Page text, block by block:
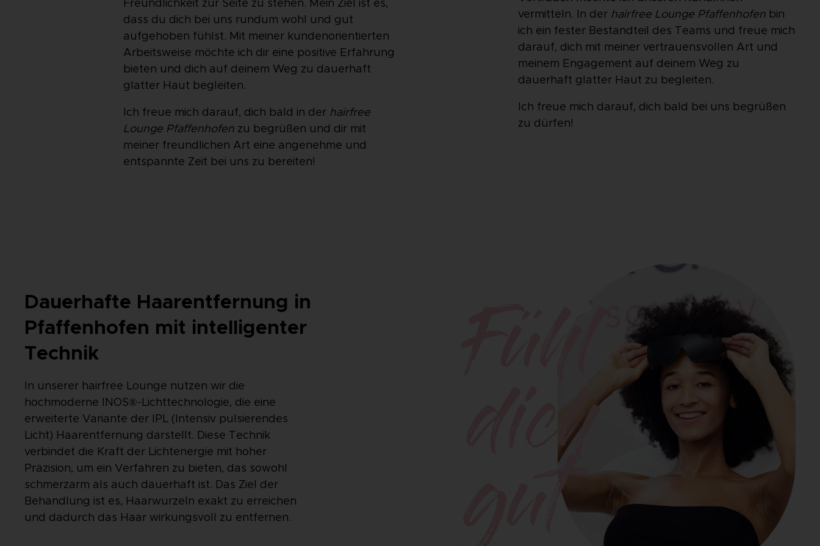
Freundlichkeit zur Seite zu stehen. Mein Ziel ist es,
dass du dich bei uns rundum wohl und gut
aufgehoben fühlst. Mit meiner kundenorientierten
Arbeitsweise möchte ich dir eine positive Erfahrung
bieten und dich auf deinem Weg zu dauerhaft
glatter Haut begleiten.
Ich freue mich darauf, dich bald in der hairfree
Lounge Pfaffenhofenzu begrüßen und dir mit
meiner freundlichen Art eine angenehme und
entspannte Zeit bei uns zu bereiten!
vermitteln. In der hairfree Lounge Pfaffenhofenbin
ich ein fester Bestandteil des Teams und freue mich
darauf, dich mit meiner vertrauensvollen Art und
meinem Engagement auf deinem Weg zu
dauerhaft glatter Haut zu begleiten.
Ich freue mich darauf, dich bald bei uns begrüßen
zu dürfen!
dich
gut
Dauerhafte Haarentfernung in
Pfaffenhofen mit intelligenter
Technik
In unserer hairfree Lounge nutzen wir die
hochmoderne INOS®-Lichttechnologie, die eine
erweiterte Variante der IPL (Intensiv pulsierendes
Licht) Haarentfernung darstellt. Diese Technik
verbindet die Kraft der Lichtenergie mit hoher
Präzision, um ein Verfahren zu bieten, das sowohl
schmerzarm als auch dauerhaft ist. Das Ziel der
Behandlung ist es, Haarwurzeln exakt zu erreichen
und dadurch das Haar wirkungsvoll zu entfernen.